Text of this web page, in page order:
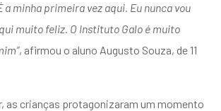
a minha primeira vez aqui. Eu nunca vou
muito feliz. O Instituto Galo é muito
, afirmou o aluno Augusto Souza, de 11
as crianças protagonizaram um momento